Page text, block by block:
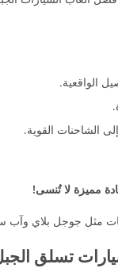
الواقعية.
الشاحنات القوية.
مميزة لا تُنسى!
مثل جوجل بلاي وآب
تسلق